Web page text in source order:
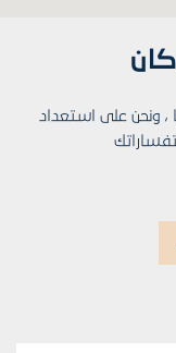
، ونحن على استعداد